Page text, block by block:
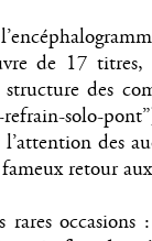
de 17 titres,
des
solo-
des
retour
occasions